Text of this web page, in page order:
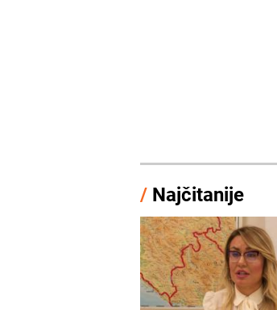
/ Najčitanije